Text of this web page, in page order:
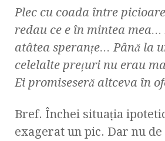
Plec cu coada între
redau ce e în mintea mea…
atâtea speranţe… Până la
celelalte preţuri nu erau
Ei promiseseră altceva în
Bref. Închei situaţia
exagerat un pic. Dar nu